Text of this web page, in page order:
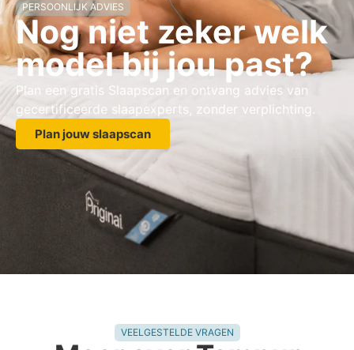
PERSOONLIJK ADVIES
Nog niet zeker welk
model bij jou past?
Plan een gratis Slaapscan en ontvang advies van
gecertificeerde slaapexperts, zonder verplichting.
Plan jouw slaapscan
VEELGESTELDE VRAGEN